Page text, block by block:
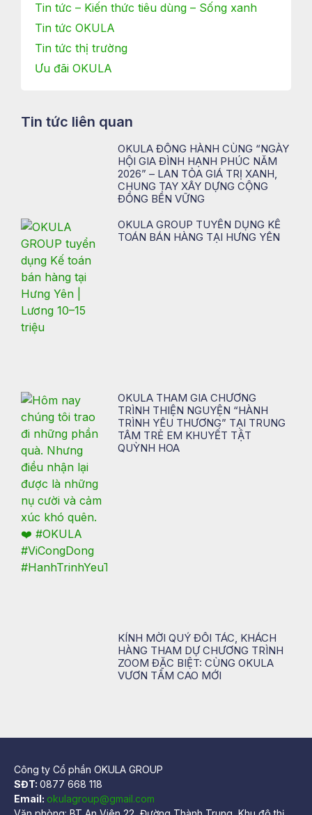
Tin tức – Kiến thức tiêu dùng – Sống xanh
Tin tức OKULA
Tin tức thị trường
Ưu đãi OKULA
Tin tức liên quan
OKULA ĐỒNG HÀNH CÙNG “NGÀY
HỘI GIA ĐÌNH HẠNH PHÚC NĂM
2026” – LAN TỎA GIÁ TRỊ XANH,
CHUNG TAY XÂY DỰNG CỘNG
ĐỒNG BỀN VỮNG
OKULA GROUP TUYỂN DỤNG KẾ
TOÁN BÁN HÀNG TẠI HƯNG YÊN
OKULA THAM GIA CHƯƠNG
TRÌNH THIỆN NGUYỆN “HÀNH
TRÌNH YÊU THƯƠNG” TẠI TRUNG
TÂM TRẺ EM KHUYẾT TẬT
QUỲNH HOA
KÍNH MỜI QUÝ ĐỐI TÁC, KHÁCH
HÀNG THAM DỰ CHƯƠNG TRÌNH
ZOOM ĐẶC BIỆT: CÙNG OKULA
VƯƠN TẦM CAO MỚI
Công ty Cổ phần OKULA GROUP
SĐT: 0877 668 118
Email: okulagroup@gmail.com